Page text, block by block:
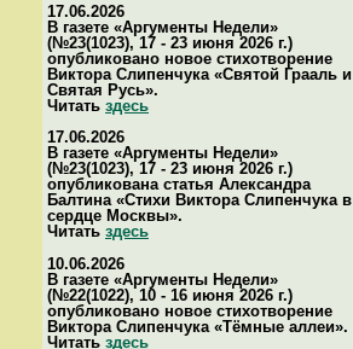
17.06.2026
В газете «Аргументы Недели»
(№23(1023), 17 - 23 июня 2026 г.)
опубликовано новое стихотворение
Виктора Слипенчука «Святой Грааль и
Святая Русь».
Читать здесь
17.06.2026
В газете «Аргументы Недели»
(№23(1023), 17 - 23 июня 2026 г.)
опубликована статья Александра
Балтина «Стихи Виктора Слипенчука в
сердце Москвы».
Читать здесь
10.06.2026
В газете «Аргументы Недели»
(№22(1022), 10 - 16 июня 2026 г.)
опубликовано новое стихотворение
Виктора Слипенчука «Тёмные аллеи».
Читать здесь